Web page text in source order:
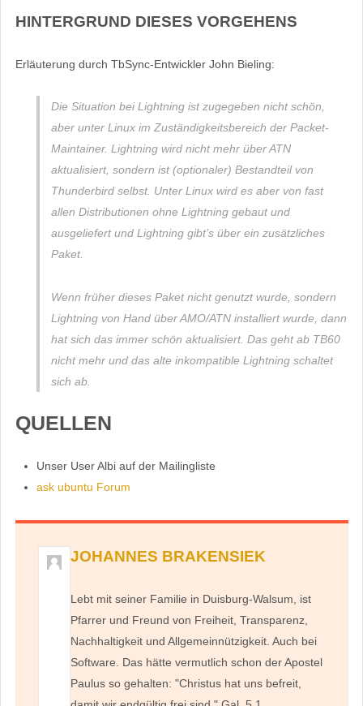
HINTERGRUND DIESES VORGEHENS
Erläuterung durch TbSync-Entwickler John Bieling:
Die Situation bei Lightning ist zugegeben nicht schön,
aber unter Linux im Zuständigkeitsbereich der Packet-
Maintainer. Lightning wird nicht mehr über ATN
aktualisiert, sondern ist (optionaler) Bestandteil von
Thunderbird selbst. Unter Linux wird es aber von fast
allen Distributionen ohne Lightning gebaut und
ausgeliefert und Lightning gibt’s über ein zusätzliches
Paket.
Wenn früher dieses Paket nicht genutzt wurde, sondern
Lightning von Hand über AMO/ATN installiert wurde, dann
hat sich das immer schön aktualisiert. Das geht ab TB60
nicht mehr und das alte inkompatible Lightning schaltet
sich ab.
QUELLEN
Unser User Albi auf der Mailingliste
ask ubuntu Forum
JOHANNES BRAKENSIEK
Lebt mit seiner Familie in Duisburg-Walsum, ist
Pfarrer und Freund von Freiheit, Transparenz,
Nachhaltigkeit und Allgemeinnützigkeit. Auch bei
Software. Das hätte vermutlich schon der Apostel
Paulus so gehalten: "Christus hat uns befreit,